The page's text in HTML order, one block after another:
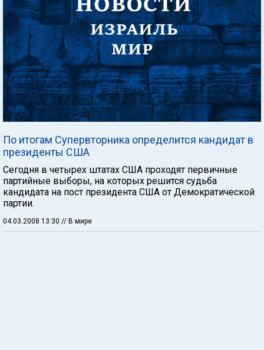
По итогам Супервторника определится кандидат в
президенты США
Сегодня в четырех штатах США проходят первичные
партийные выборы, на которых решится судьба
кандидата на пост президента США от Демократической
партии.
04.03.2008 13:30 // В мире